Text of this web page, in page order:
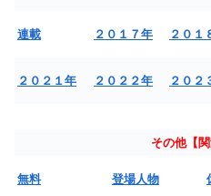
連載 ２０１７年 ２０１
２０２１年 ２０２２年 ２０２
その他【関
無料 登場人物